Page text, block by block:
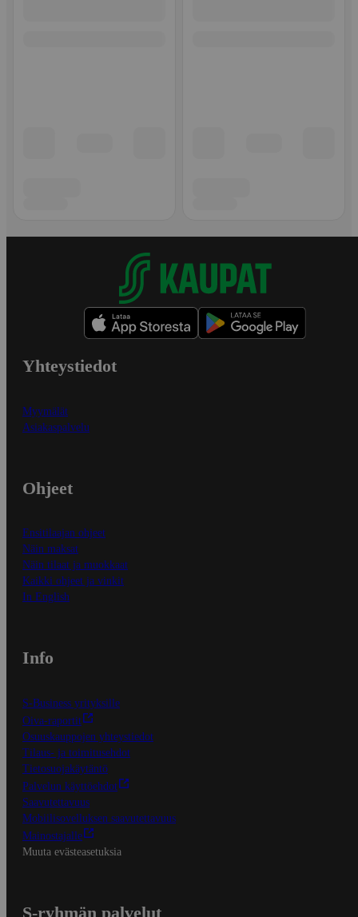
Yhteystiedot
Myymälät
Asiakaspalvelu
Ohjeet
Ensitilaajan ohjeet
Näin maksat
Näin tilaat ja muokkaat
Kaikki ohjeet ja vinkit
In English
Info
S-Business yrityksille
Oiva-raportit
Osuuskauppojen yhteystiedot
Tilaus- ja toimitusehdot
Tietosuojakäytäntö
Palvelun käyttöehdot
Saavutettavuus
Mobiilisovelluksen saavutettavuus
Mainostajalle
Muuta evästeasetuksia
S-ryhmän palvelut